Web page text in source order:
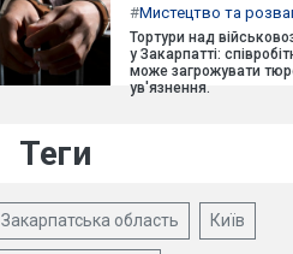
#Мистецтво та
Тортури над
у Закарпатті:
може загрожувати
ув'язнення.
Теги
Закарпатська область Київ